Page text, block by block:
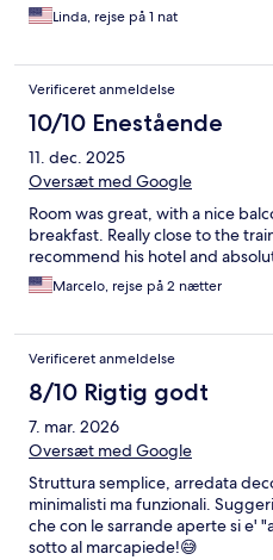
Linda, rejse på 1 nat
Verificeret anmeldelse
10/10 Enestående
11. dec. 2025
Oversæt med Google
Room was great, with a nice
breakfast. Really close to the
recommend his hotel and
Marcelo, rejse på 2 nætter
Verificeret anmeldelse
8/10 Rigtig godt
7. mar. 2026
Oversæt med Google
Struttura semplice, arredata
minimalisti ma funzionali.
che con le sarrande aperte si e'
sotto al marcapiede!😅